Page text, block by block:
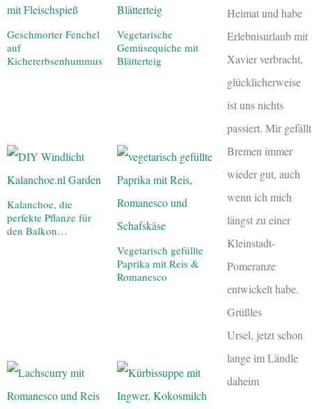
Geschmorter Fenchel
auf
Kichererbsenhummus
Vegetarische
Gemüsequiche mit
Blätterteig
Kalanchoe, die
perfekte Pflanze für
den Balkon…
Vegetarisch gefüllte
Paprika mit Reis &
Romanesco
Heimat und habe
Erlebnisurlaub mit
Xavier verbracht,
glücklicherweise
ist uns nichts
passiert. Mir gefällt
Bremen immer
wieder gut, auch
wenn ich mich
längst zu einer
Kleinstadt-
Pomeranze
entwickelt habe.
Grüßles
Ursel, jetzt schon
lange im Ländle
daheim